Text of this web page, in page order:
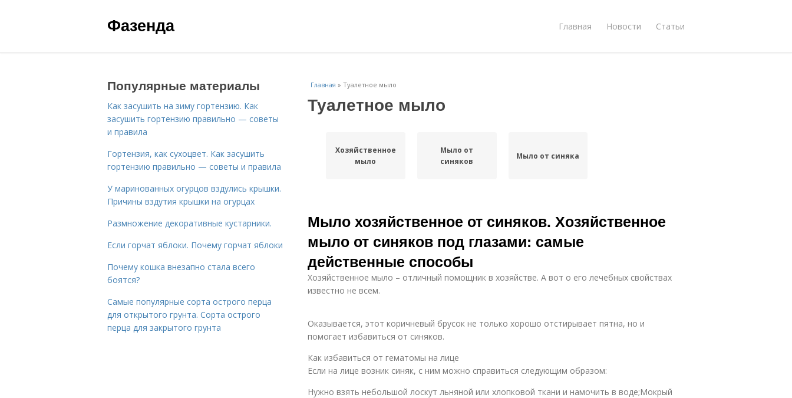
Фазенда Главная Новости Статьи
Главная » Туалетное мыло
Туалетное мыло
Хозяйственное
мыло
Мыло от
синяков
Мыло от синяка
Мыло хозяйственное от синяков. Хозяйственное
мыло от синяков под глазами: самые
действенные способы
Хозяйственное мыло – отличный помощник в хозяйстве. А вот о его лечебных свойствах
известно не всем.
Оказывается, этот коричневый брусок не только хорошо отстирывает пятна, но и
помогает избавиться от синяков.
Как избавиться от гематомы на лице
Если на лице возник синяк, с ним можно справиться следующим образом:
Нужно взять небольшой лоскут льняной или хлопковой ткани и намочить в воде;Мокрый
Популярные материалы
Как засушить на зиму гортензию. Как
засушить гортензию правильно — советы
и правила
Гортензия, как сухоцвет. Как засушить
гортензию правильно — советы и правила
У маринованных огурцов вздулись крышки.
Причины вздутия крышки на огурцах
Размножение декоративные кустарники.
Если горчат яблоки. Почему горчат яблоки
Почему кошка внезапно стала всего
боятся?
Самые популярные сорта острого перца
для открытого грунта. Сорта острого
перца для закрытого грунта